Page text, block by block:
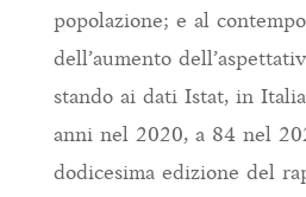
popolazione; e al
dell’aumento
stando ai dati Istat, in
anni nel 2020, a 84 nel
dodicesima edizione del